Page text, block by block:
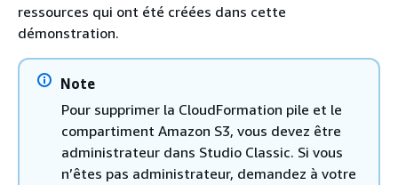
ressources qui ont été créées dans cette
démonstration.
Note
Pour supprimer la CloudFormation pile et le
compartiment Amazon S3, vous devez être
administrateur dans Studio Classic. Si vous
n’êtes pas administrateur, demandez à votre